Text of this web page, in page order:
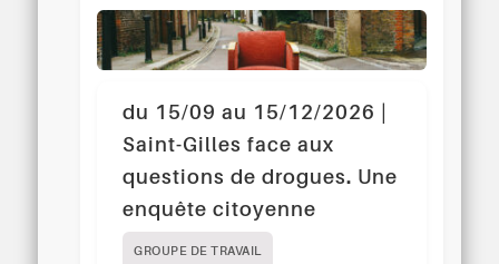
du 15/09 au 15/12/2026 |
Saint-Gilles face aux
questions de drogues. Une
enquête citoyenne
GROUPE DE TRAVAIL